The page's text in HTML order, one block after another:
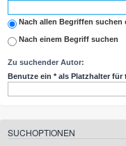
Nach allen Begriffen suchen
Nach einem Begriff suchen
Zu suchender Autor:
Benutze ein * als Platzhalter
SUCHOPTIONEN